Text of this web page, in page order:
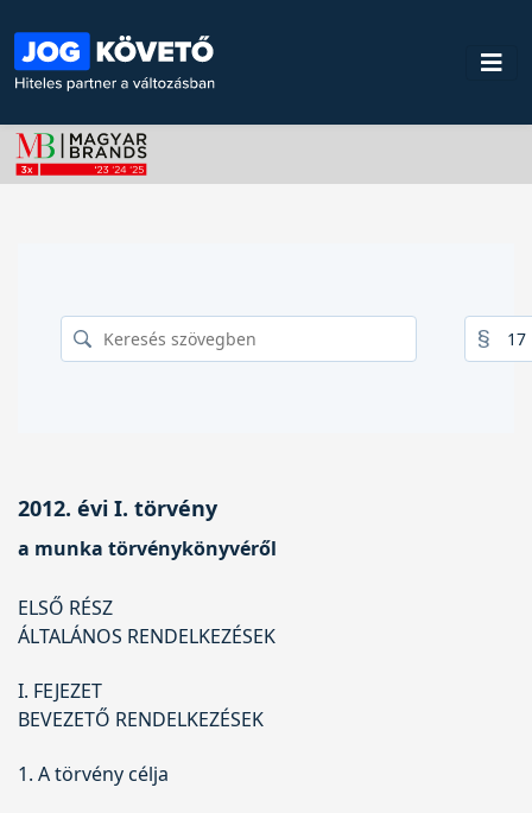
2012. évi I. törvény
a munka törvénykönyvéről
ELSŐ RÉSZ
ÁLTALÁNOS RENDELKEZÉSEK
I. FEJEZET
BEVEZETŐ RENDELKEZÉSEK
1. A törvény célja